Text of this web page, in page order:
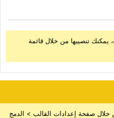
يمكنك تنصيبها من خلال قائمة